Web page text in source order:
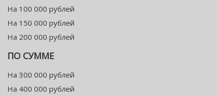
На 100 000 рублей
На 150 000 рублей
На 200 000 рублей
ПО СУММЕ
На 300 000 рублей
На 400 000 рублей